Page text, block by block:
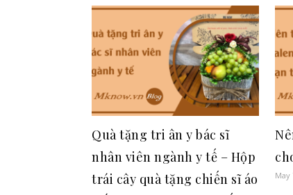
Quà tặng tri ân y bác sĩ
nhân viên ngành y tế – Hộp
trái cây quà tặng chiến sĩ áo
May